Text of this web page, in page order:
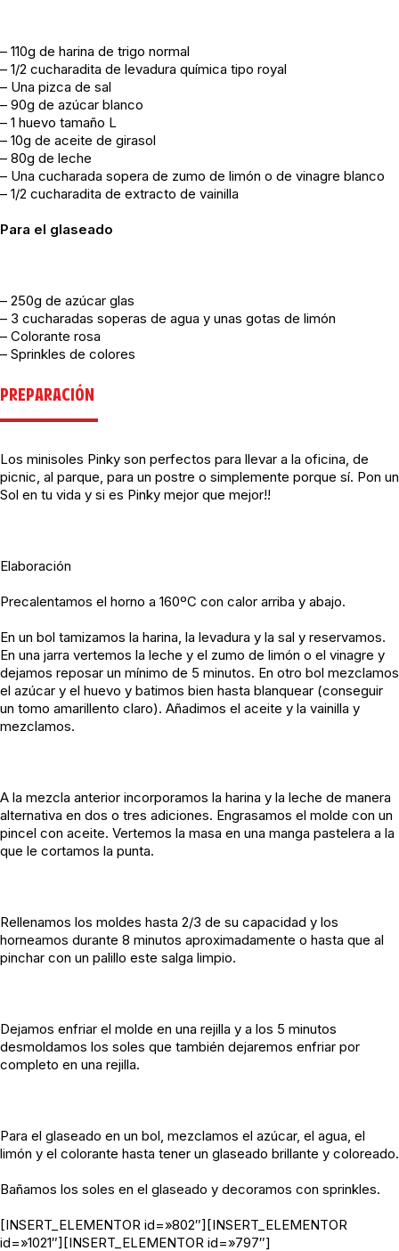
– 110g de harina de trigo normal
– 1/2 cucharadita de levadura química tipo royal
– Una pizca de sal
– 90g de azúcar blanco
– 1 huevo tamaño L
– 10g de aceite de girasol
– 80g de leche
– Una cucharada sopera de zumo de limón o de vinagre blanco
– 1/2 cucharadita de extracto de vainilla
Para el glaseado
– 250g de azúcar glas
– 3 cucharadas soperas de agua y unas gotas de limón
– Colorante rosa
– Sprinkles de colores
PREPARACIÓN
Los minisoles Pinky son perfectos para llevar a la oficina, de
picnic, al parque, para un postre o simplemente porque sí. Pon un
Sol en tu vida y si es Pinky mejor que mejor!!
Elaboración
Precalentamos el horno a 160ºC con calor arriba y abajo.
En un bol tamizamos la harina, la levadura y la sal y reservamos.
En una jarra vertemos la leche y el zumo de limón o el vinagre y
dejamos reposar un mínimo de 5 minutos. En otro bol mezclamos
el azúcar y el huevo y batimos bien hasta blanquear (conseguir
un tomo amarillento claro). Añadimos el aceite y la vainilla y
mezclamos.
A la mezcla anterior incorporamos la harina y la leche de manera
alternativa en dos o tres adiciones. Engrasamos el molde con un
pincel con aceite. Vertemos la masa en una manga pastelera a la
que le cortamos la punta.
Rellenamos los moldes hasta 2/3 de su capacidad y los
horneamos durante 8 minutos aproximadamente o hasta que al
pinchar con un palillo este salga limpio.
Dejamos enfriar el molde en una rejilla y a los 5 minutos
desmoldamos los soles que también dejaremos enfriar por
completo en una rejilla.
Para el glaseado en un bol, mezclamos el azúcar, el agua, el
limón y el colorante hasta tener un glaseado brillante y coloreado.
Bañamos los soles en el glaseado y decoramos con sprinkles.
[INSERT_ELEMENTOR id=»802″][INSERT_ELEMENTOR
id=»1021″][INSERT_ELEMENTOR id=»797″]